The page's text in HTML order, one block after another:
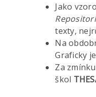
Jako
texty,
Na
Graficky
Za
škol